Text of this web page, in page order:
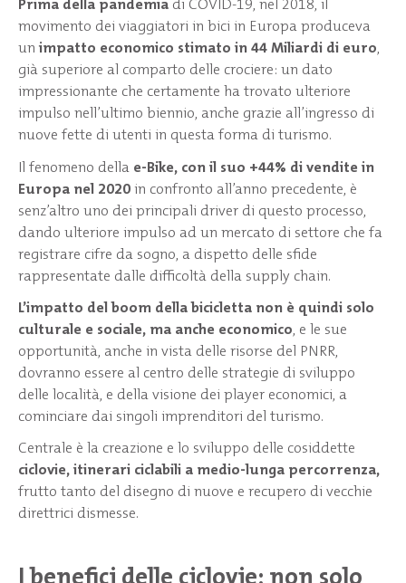
Prima della pandemia di COVID-19, nel 2018, il
movimento dei viaggiatori in bici in Europa produceva
un impatto economico stimato in 44 Miliardi di euro,
già superiore al comparto delle crociere: un dato
impressionante che certamente ha trovato ulteriore
impulso nell’ultimo biennio, anche grazie all’ingresso di
nuove fette di utenti in questa forma di turismo.
Il fenomeno della e-Bike, con il suo +44% di vendite in
Europa nel 2020in confronto all’anno precedente, è
senz’altro uno dei principali driver di questo processo,
dando ulteriore impulso ad un mercato di settore che fa
registrare cifre da sogno, a dispetto delle sfide
rappresentate dalle difficoltà della supply chain.
L’impatto del boom della bicicletta non è quindi solo
culturale e sociale, ma anche economico, e le sue
opportunità, anche in vista delle risorse del PNRR,
dovranno essere al centro delle strategie di sviluppo
delle località, e della visione dei player economici, a
cominciare dai singoli imprenditori del turismo.
Centrale è la creazione e lo sviluppo delle cosiddette
ciclovie, itinerari ciclabili a medio-lunga percorrenza,
frutto tanto del disegno di nuove e recupero di vecchie
direttrici dismesse.